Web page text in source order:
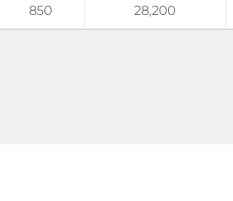
850 28,200